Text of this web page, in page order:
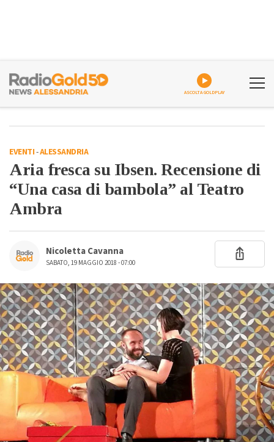
ASCOLTA GOLDPLAY
EVENTI-ALESSANDRIA
Aria fresca su Ibsen. Recensione di
“Una casa di bambola” al Teatro
Ambra
Nicoletta Cavanna
SABATO, 19 MAGGIO 2018 - 07:00